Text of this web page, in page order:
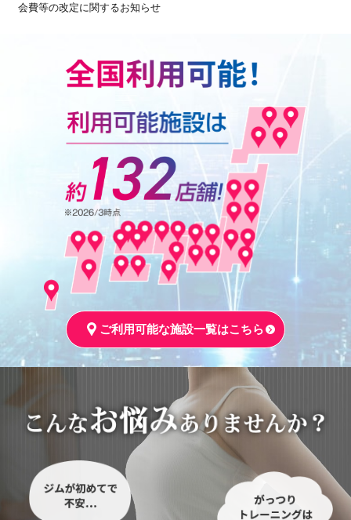
会費等の改定に関するお知らせ
ご利用可能な施設一覧はこちら